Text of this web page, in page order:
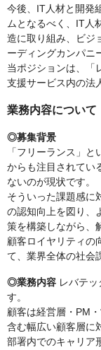
今後、IT人材と開発
ムとなるべく、IT人
造に取り組み、ビジ
ーディングカンパニ
当ポジションは、「
支援サービス内の法
業務内容について
◎募集背景
「フリーランス」
からも注目されてい
ないのが現状です。
そういった課題感に
の認知向上を図り、
策を構築しながら、
顧客ロイヤリティの
て、業界全体の社会
◎業務内容 レバテ
す。
顧客は経営層・PM
含む幅広い顧客層に
部署内でのキャリア